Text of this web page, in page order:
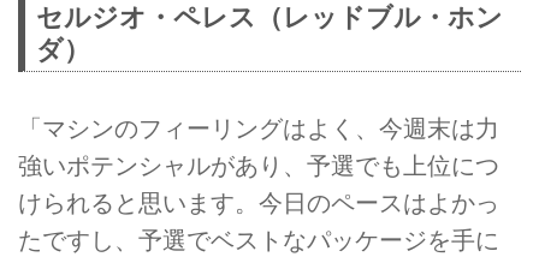
セルジオ・ペレス（レッドブル・ホン
ダ）
「マシンのフィーリングはよく、今週末は力
強いポテンシャルがあり、予選でも上位につ
けられると思います。今日のペースはよかっ
たですし、予選でベストなパッケージを手に